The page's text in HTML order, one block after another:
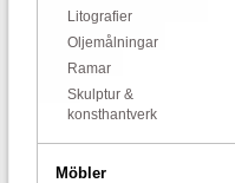
Litografier
Oljemålningar
Ramar
Skulptur &
konsthantverk
Möbler